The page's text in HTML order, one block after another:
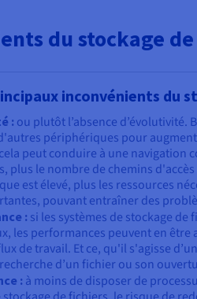
du stockage
inconvénients du
: ou plutôt l’absence d’évolutivité.
périphériques pour
peut conduire à une navigation
plus le nombre de chemins
est élevé, plus les ressources
pouvant entraîner des
: si les systèmes de stockage
les performances peuvent en être
de travail. Et ce, qu'il s'agisse
d’un fichier ou son
: à moins de disposer de